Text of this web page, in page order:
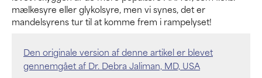
mælkesyre eller glykolsyre, men vi synes, det er
mandelsyrens tur til at komme frem i rampelyset!
Den originale version af denne artikel er blevet
gennemgået af Dr. Debra Jaliman, MD, USA